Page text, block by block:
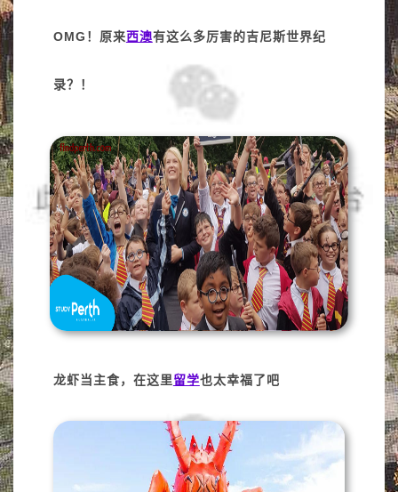
OMG！原来西澳有这么多厉害的吉尼斯世界纪
录？！
龙虾当主食，在这里留学也太幸福了吧